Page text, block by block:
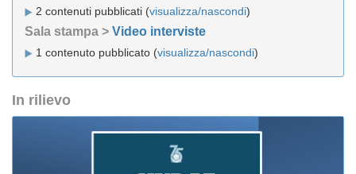
2 contenuti pubblicati (visualizza/nascondi)
Sala stampa > Video interviste
1 contenuto pubblicato (visualizza/nascondi)
In rilievo